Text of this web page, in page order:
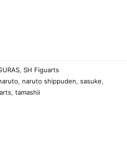
, SH Figuarts
, naruto shippuden, sasuke,
, tamashii